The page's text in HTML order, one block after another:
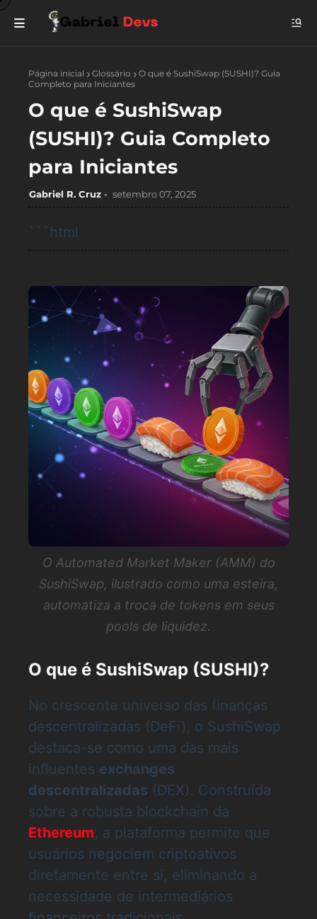
Página inicial Glossário
O que é SushiSwap (SUSHI)? Guia
Completo para Iniciantes
O que é SushiSwap
(SUSHI)? Guia Completo
para Iniciantes
Gabriel R. Cruz setembro 07, 2025
```html
O Automated Market Maker (AMM) do
SushiSwap, ilustrado como uma esteira,
automatiza a troca de tokens em seus
pools de liquidez.
O que é SushiSwap (SUSHI)?
No crescente universo das finanças
descentralizadas (DeFi), o SushiSwap
destaca-se como uma das mais
influentes exchanges
descentralizadas (DEX). Construída
sobre a robusta blockchain da
Ethereum, a plataforma permite que
usuários negociem criptoativos
diretamente entre si, eliminando a
necessidade de intermediários